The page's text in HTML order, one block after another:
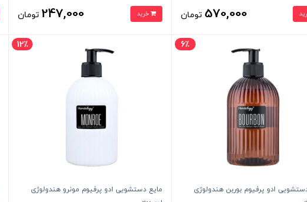
570,000 تومان خرید 247,000 تومان
6٪
ادو پرفیوم بوربن هندولوژی
12٪
مایع دستشویی ادو پرفیوم مونرو هندولوژی